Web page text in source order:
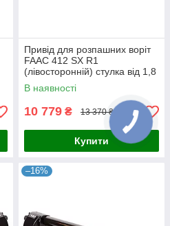
Привід для розпашних воріт
FAAC 412 SX R1
(лівосторонній) стулка від 1,8
м. - без кожуха до 3 м
В наявності
10 779 ₴ 13 370 ₴
Купити
–16%